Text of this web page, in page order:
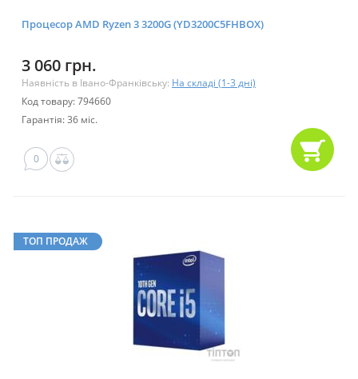
Процесор AMD Ryzen 3 3200G (YD3200C5FHBOX)
3 060 грн.
Наявність в Івано-Франківську: На складі (1-3 дні)
Код товару: 794660
Гарантія: 36 міс.
0
ТОП ПРОДАЖ